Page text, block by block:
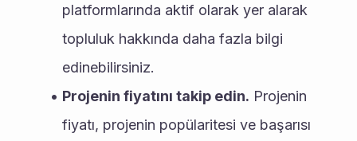
platformlarında aktif olarak yer alarak
topluluk hakkında daha fazla bilgi
edinebilirsiniz.
Projenin fiyatını takip edin. Projenin
fiyatı, projenin popülaritesi ve başarısı